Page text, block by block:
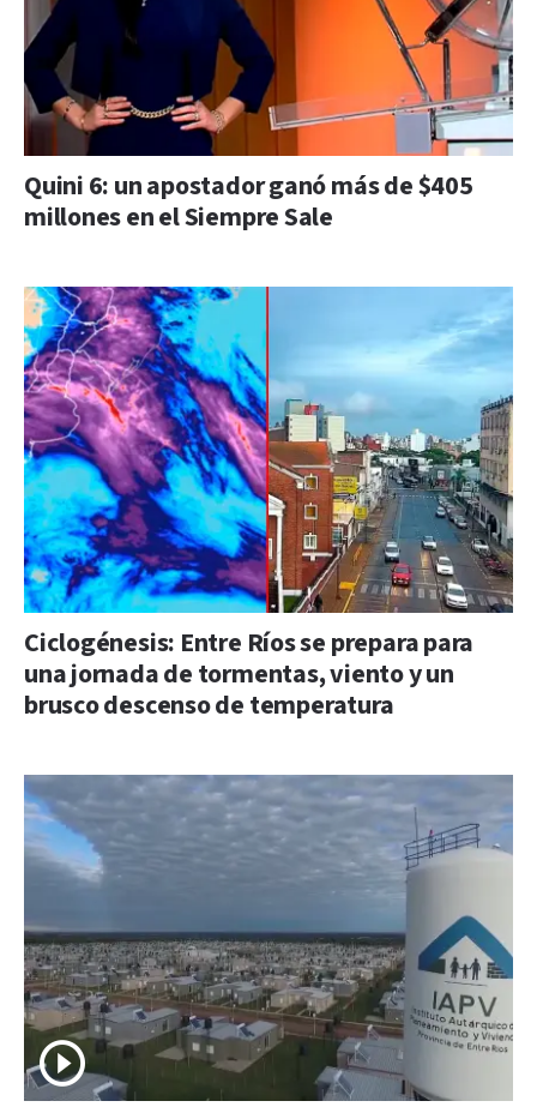
Quini 6: un apostador ganó más de $405
millones en el Siempre Sale
Ciclogénesis: Entre Ríos se prepara para
una jornada de tormentas, viento y un
brusco descenso de temperatura